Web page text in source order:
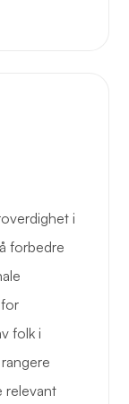
i
forbedre
folk i
relevant